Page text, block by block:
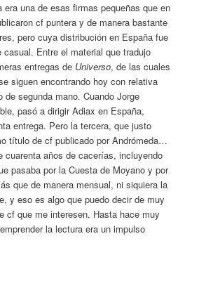
era una de esas firmas pequeñas que en
cf puntera y de manera bastante
pero cuya distribución en España fue
Entre el material que tradujo
entregas de Universo, de las cuales
siguen encontrando hoy con relativa
de segunda mano. Cuando Jorge
pasó a dirigir Adiax en España,
entrega. Pero la tercera, que justo
título de cf publicado por Andrómeda…
cuarenta años de cacerías, incluyendo
pasaba por la Cuesta de Moyano y por
que de manera mensual, ni siquiera la
y eso es algo que puedo decir de muy
cf que me interesen. Hasta hace muy
la lectura era un impulso